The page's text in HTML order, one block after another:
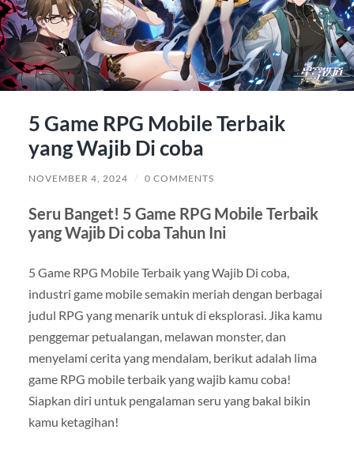
5 Game RPG Mobile Terbaik
yang Wajib Di coba
NOVEMBER 4, 2024 / 0 COMMENTS
Seru Banget! 5 Game RPG Mobile Terbaik
yang Wajib Di coba Tahun Ini
5 Game RPG Mobile Terbaik yang Wajib Di coba,
industri game mobile semakin meriah dengan berbagai
judul RPG yang menarik untuk di eksplorasi. Jika kamu
penggemar petualangan, melawan monster, dan
menyelami cerita yang mendalam, berikut adalah lima
game RPG mobile terbaik yang wajib kamu coba!
Siapkan diri untuk pengalaman seru yang bakal bikin
kamu ketagihan!